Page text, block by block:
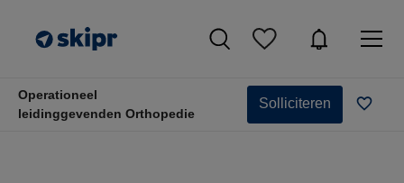
Operationeel
leidinggevenden Orthopedie
Solliciteren